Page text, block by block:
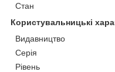
Стан
Користувальницькі
Видавництво
Серія
Рівень